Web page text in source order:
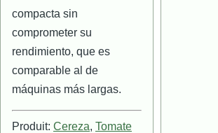
compacta sin
comprometer su
rendimiento, que es
comparable al de
máquinas más largas.
Produit: Cereza, Tomate